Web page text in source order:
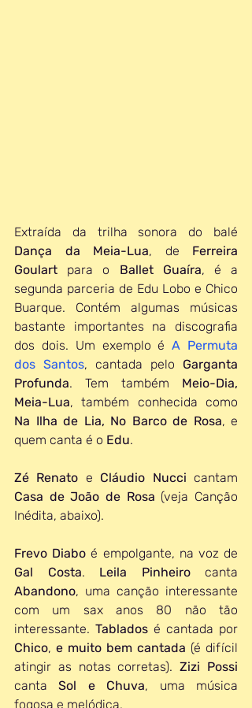
Dança da Meia-Lua, de Ferreira
Goulart para o Ballet Guaíra, é a
segunda parceria de Edu Lobo e Chico
Buarque. Contém algumas músicas
bastante importantes na discografia
dos dois. Um exemplo é A Permuta
dos Santos, cantada pelo Garganta
Profunda. Tem também Meio-Dia,
Meia-Lua
Na Ilha de Lia, No Barco de Rosa, e
quem canta é o Edu.
Zé Renato e Cláudio Nucci
Casa de João de Rosa (veja Canção
Inédita, abaixo).
Frevo Diabo
Gal Costa. Leila Pinheiro
Abandono, uma canção interessante
com um sax anos 80 não tão
interessante. Tablados
Chico, e muito bem cantada (é difícil
atingir as notas corretas). Zizi Possi
canta Sol e Chuva, uma música
fogosa e melódica.